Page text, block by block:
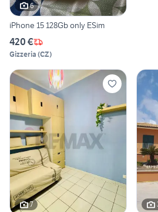
6
iPhone 15 128Gb only ESim
420 €
Gizzeria (CZ)
7